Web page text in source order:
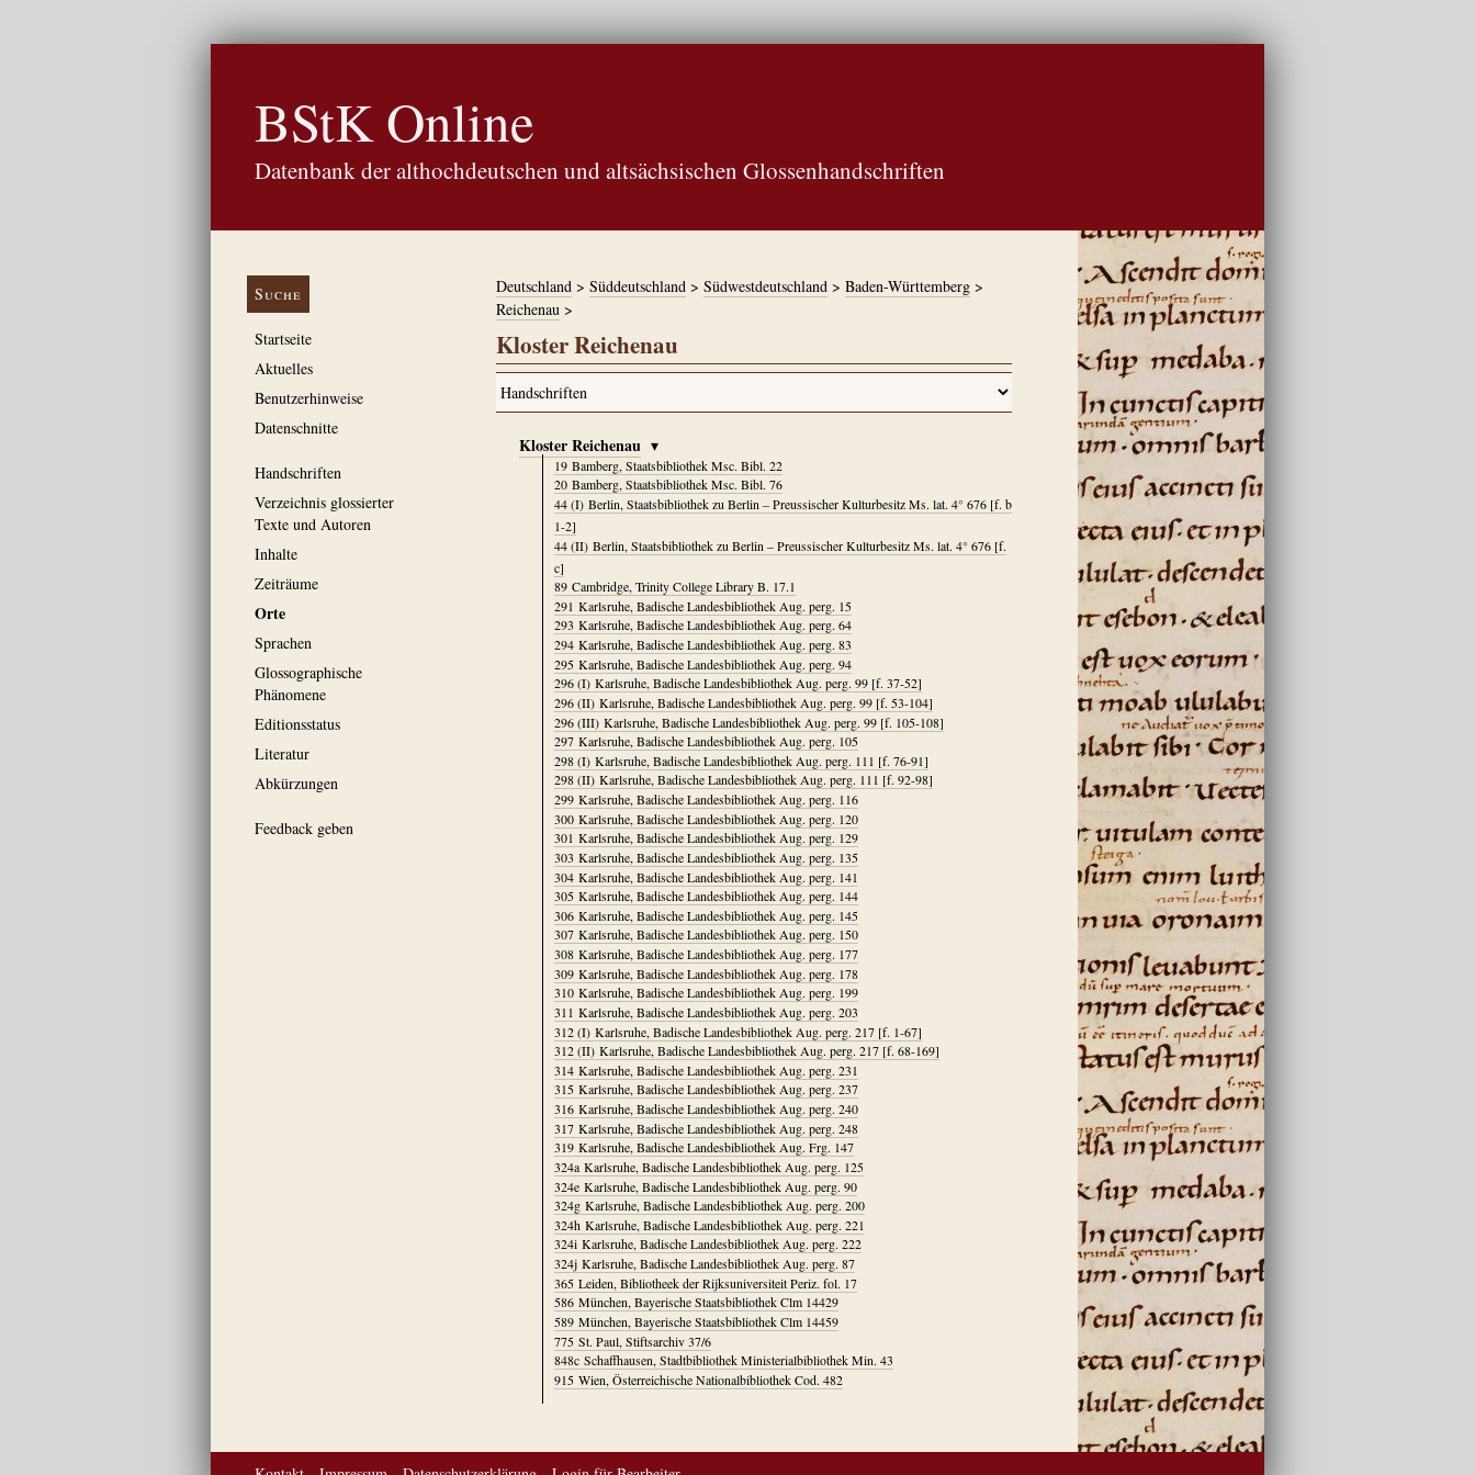
BStK Online
Datenbank der althochdeutschen und altsächsischen Glossenhandschriften
Suche
Startseite
Aktuelles
Benutzerhinweise
Datenschnitte
Handschriften
Verzeichnis glossierter
Texte und Autoren
Inhalte
Zeiträume
Orte
Sprachen
Glossographische
Phänomene
Editionsstatus
Literatur
Abkürzungen
Feedback geben
Deutschland > Süddeutschland > Südwestdeutschland > Baden-Württemberg >
Reichenau >
Kloster Reichenau
Kloster Reichenau ▾
19 Bamberg, Staatsbibliothek Msc. Bibl. 22
20 Bamberg, Staatsbibliothek Msc. Bibl. 76
44 (I) Berlin, Staatsbibliothek zu Berlin – Preussischer Kulturbesitz Ms. lat. 4° 676 [f. b
1-2]
44 (II) Berlin, Staatsbibliothek zu Berlin – Preussischer Kulturbesitz Ms. lat. 4° 676 [f.
c]
89 Cambridge, Trinity College Library B. 17.1
291 Karlsruhe, Badische Landesbibliothek Aug. perg. 15
293 Karlsruhe, Badische Landesbibliothek Aug. perg. 64
294 Karlsruhe, Badische Landesbibliothek Aug. perg. 83
295 Karlsruhe, Badische Landesbibliothek Aug. perg. 94
296 (I) Karlsruhe, Badische Landesbibliothek Aug. perg. 99 [f. 37-52]
296 (II) Karlsruhe, Badische Landesbibliothek Aug. perg. 99 [f. 53-104]
296 (III) Karlsruhe, Badische Landesbibliothek Aug. perg. 99 [f. 105-108]
297 Karlsruhe, Badische Landesbibliothek Aug. perg. 105
298 (I) Karlsruhe, Badische Landesbibliothek Aug. perg. 111 [f. 76-91]
298 (II) Karlsruhe, Badische Landesbibliothek Aug. perg. 111 [f. 92-98]
299 Karlsruhe, Badische Landesbibliothek Aug. perg. 116
300 Karlsruhe, Badische Landesbibliothek Aug. perg. 120
301 Karlsruhe, Badische Landesbibliothek Aug. perg. 129
303 Karlsruhe, Badische Landesbibliothek Aug. perg. 135
304 Karlsruhe, Badische Landesbibliothek Aug. perg. 141
305 Karlsruhe, Badische Landesbibliothek Aug. perg. 144
306 Karlsruhe, Badische Landesbibliothek Aug. perg. 145
307 Karlsruhe, Badische Landesbibliothek Aug. perg. 150
308 Karlsruhe, Badische Landesbibliothek Aug. perg. 177
309 Karlsruhe, Badische Landesbibliothek Aug. perg. 178
310 Karlsruhe, Badische Landesbibliothek Aug. perg. 199
311 Karlsruhe, Badische Landesbibliothek Aug. perg. 203
312 (I) Karlsruhe, Badische Landesbibliothek Aug. perg. 217 [f. 1-67]
312 (II) Karlsruhe, Badische Landesbibliothek Aug. perg. 217 [f. 68-169]
314 Karlsruhe, Badische Landesbibliothek Aug. perg. 231
315 Karlsruhe, Badische Landesbibliothek Aug. perg. 237
316 Karlsruhe, Badische Landesbibliothek Aug. perg. 240
317 Karlsruhe, Badische Landesbibliothek Aug. perg. 248
319 Karlsruhe, Badische Landesbibliothek Aug. Frg. 147
324a Karlsruhe, Badische Landesbibliothek Aug. perg. 125
324e Karlsruhe, Badische Landesbibliothek Aug. perg. 90
324g Karlsruhe, Badische Landesbibliothek Aug. perg. 200
324h Karlsruhe, Badische Landesbibliothek Aug. perg. 221
324i Karlsruhe, Badische Landesbibliothek Aug. perg. 222
324j Karlsruhe, Badische Landesbibliothek Aug. perg. 87
365 Leiden, Bibliotheek der Rijksuniversiteit Periz. fol. 17
586 München, Bayerische Staatsbibliothek Clm 14429
589 München, Bayerische Staatsbibliothek Clm 14459
775 St. Paul, Stiftsarchiv 37/6
848c Schaffhausen, Stadtbibliothek Ministerialbibliothek Min. 43
915 Wien, Österreichische Nationalbibliothek Cod. 482